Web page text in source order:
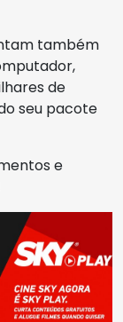
também
de
seu pacote
e